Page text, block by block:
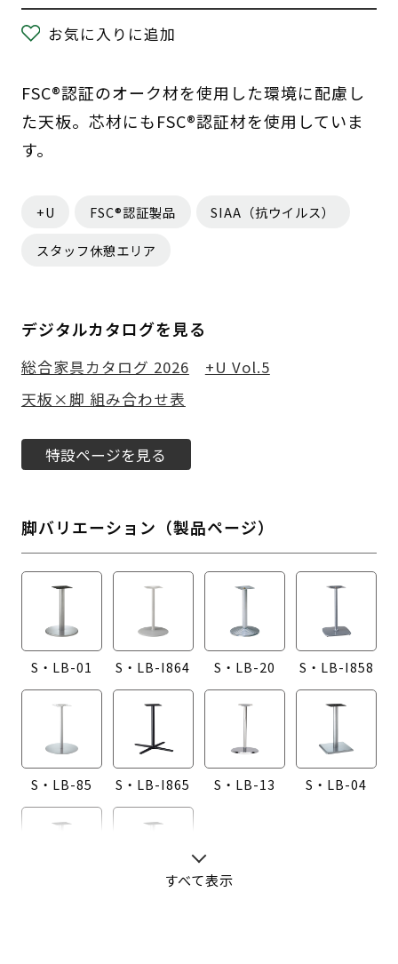
お気に入りに追加
FSC®認証のオーク材を使用した環境に配慮し
た天板。芯材にもFSC®認証材を使用していま
す。
+U FSC®認証製品 SIAA（抗ウイルス）
スタッフ休憩エリア
デジタルカタログを見る
総合家具カタログ 2026
+U Vol.5
天板×脚 組み合わせ表
特設ページを見る
脚バリエーション（製品ページ）
S・LB-01 S・LB-I864 S・LB-20 S・LB-I858
S・LB-85 S・LB-I865 S・LB-13 S・LB-04
すべて表示